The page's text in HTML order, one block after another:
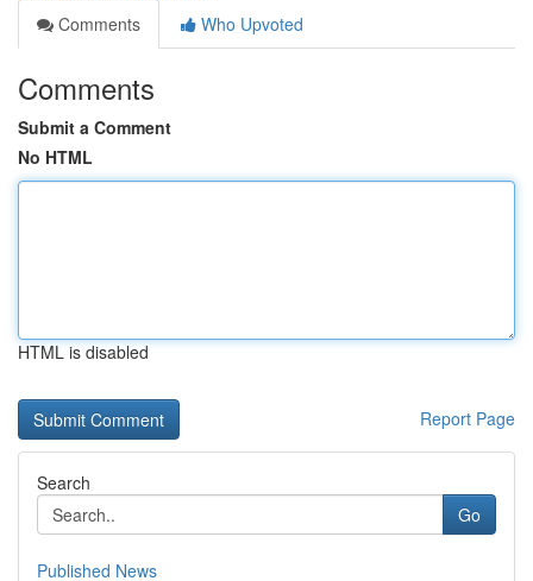
Comments
Who Upvoted
Comments
Submit a Comment
No HTML
HTML is disabled
Report Page
Search
Go
Published News